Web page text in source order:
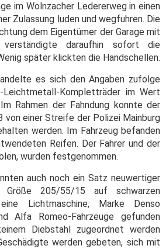
im Wolnzacher Ledererweg in einen
Zulassung luden und wegfuhren. Die
dem Eigentümer der Garage mit
daraufhin sofort die
später klickten die Handschellen.
es sich den Angaben zufolge
Kompletträder im Wert
Rahmen der Fahndung konnte der
von einer Streife der Polizei Mainburg
werden. Im Fahrzeug befanden
Reifen. Der Fahrer und der
wurden festgenommen.
auch noch ein Satz neuwertiger
Größe 205/55/15 auf schwarzen
Lichtmaschine, Marke Denso
Alfa Romeo-Fahrzeuge gefunden
Diebstahl zugeordnet werden
werden gebeten, sich mit